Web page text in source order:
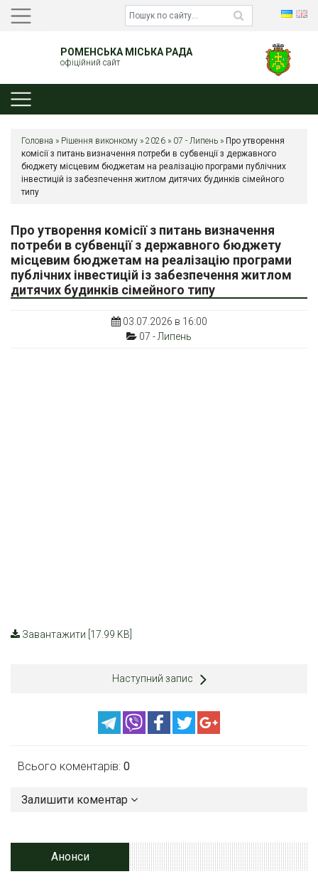
РОМЕНСЬКА МІСЬКА РАДА
офіційний сайт
Головна » Рішення виконкому » 2026 » 07 - Липень » Про утворення
комісії з питань визначення потреби в субвенції з державного
бюджету місцевим бюджетам на реалізацію програми публічних
інвестицій із забезпечення житлом дитячих будинків сімейного
типу
Про утворення комісії з питань визначення
потреби в субвенції з державного бюджету
місцевим бюджетам на реалізацію програми
публічних інвестицій із забезпечення житлом
дитячих будинків сімейного типу
03.07.2026 в 16:00
07 - Липень
Завантажити [17.99 KB]
Наступний запис
Всього коментарів: 0
Залишити коментар
Анонси